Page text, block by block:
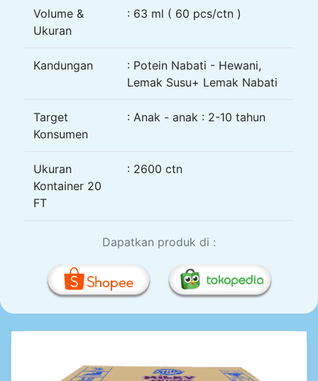
Volume &
Ukuran
: 63 ml ( 60 pcs/ctn )
Kandungan
: Potein Nabati - Hewani,
Lemak Susu+ Lemak Nabati
Target
Konsumen
: Anak - anak : 2-10 tahun
Ukuran
Kontainer 20
FT
: 2600 ctn
Dapatkan produk di :